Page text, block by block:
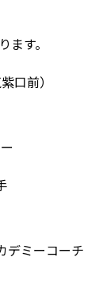
す。
口前）
ミーコーチ